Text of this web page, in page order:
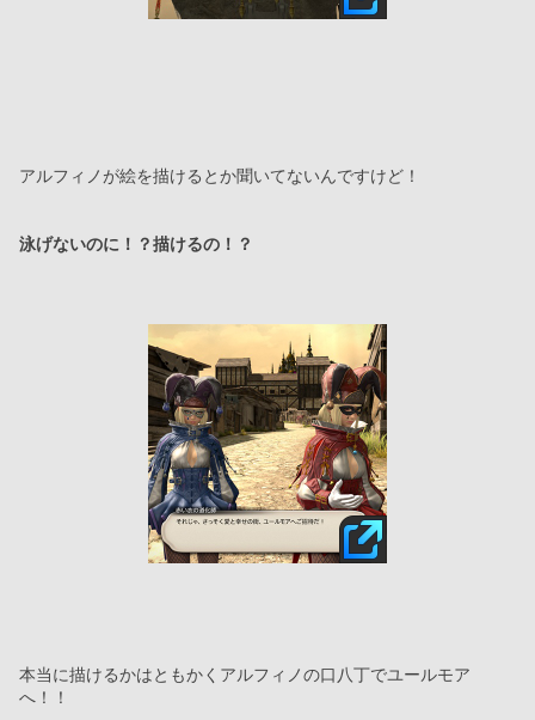
アルフィノが絵を描けるとか聞いてないんですけど！
泳げないのに！？描けるの！？
本当に描けるかはともかくアルフィノの口八丁でユールモア
へ！！